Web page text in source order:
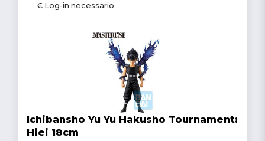
€ Log-in necessario
Ichibansho Yu Yu Hakusho Tournament:
Hiei 18cm